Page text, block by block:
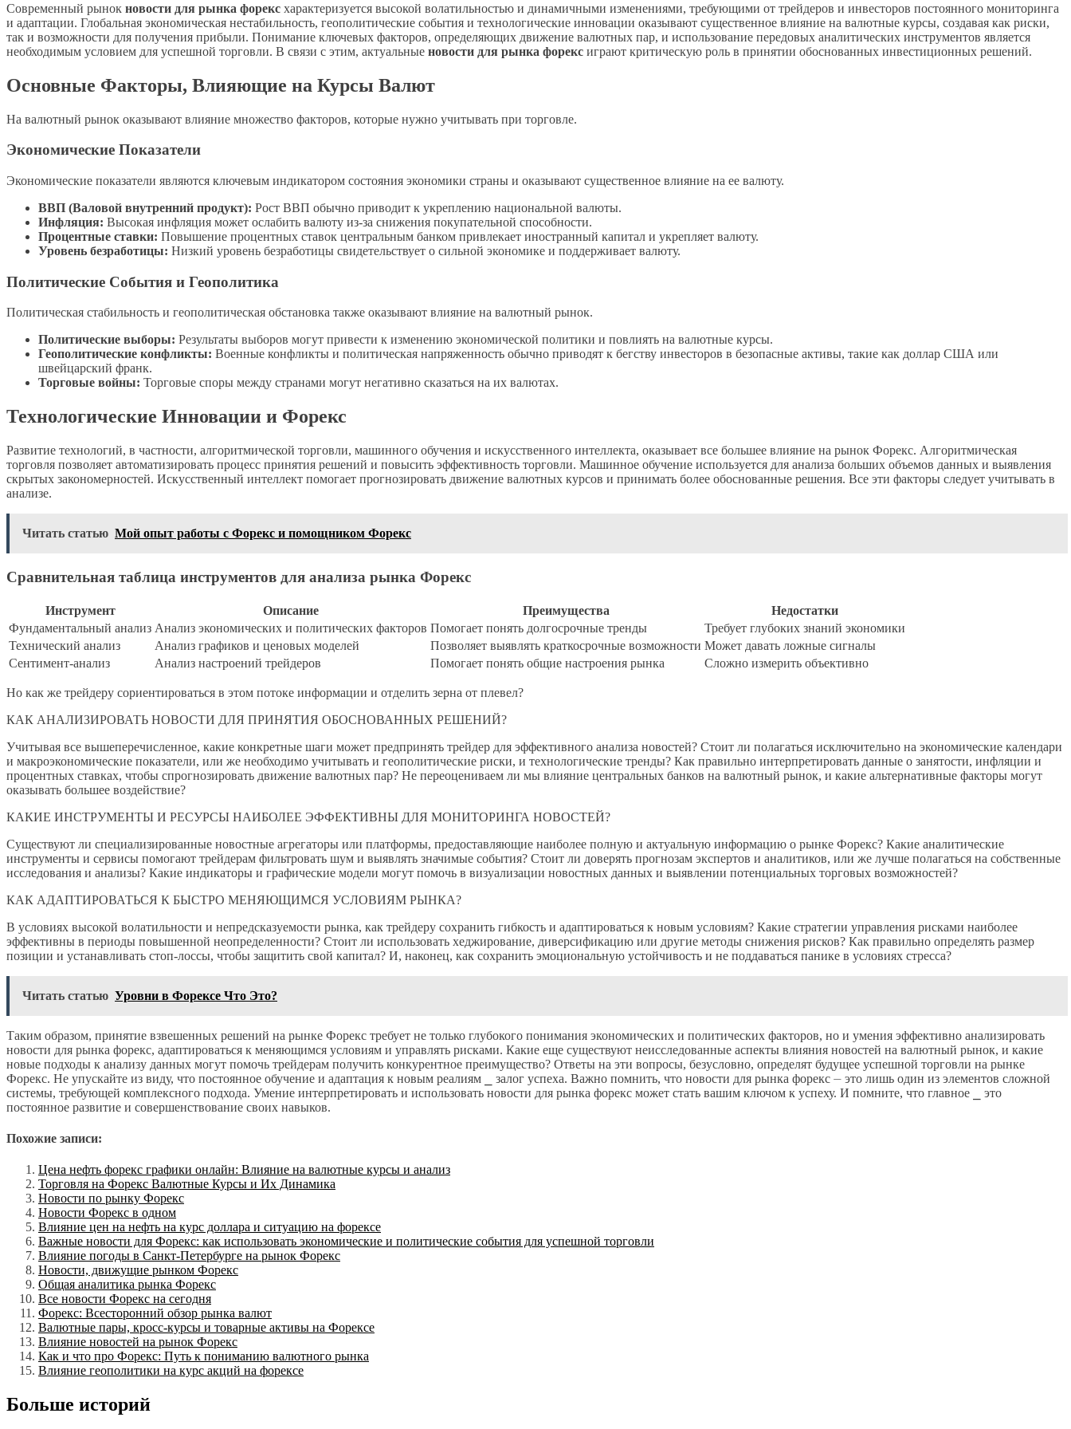
Современный рынок новости для рынка форекс характеризуется высокой волатильностью и динамичными изменениями, требующими от трейдеров и инвесторов постоянного мониторинга
и адаптации. Глобальная экономическая нестабильность, геополитические события и технологические инновации оказывают существенное влияние на валютные курсы, создавая как риски,
так и возможности для получения прибыли. Понимание ключевых факторов, определяющих движение валютных пар, и использование передовых аналитических инструментов является
необходимым условием для успешной торговли. В связи с этим, актуальные новости для рынка форекс играют критическую роль в принятии обоснованных инвестиционных решений.
Основные Факторы, Влияющие на Курсы Валют
На валютный рынок оказывают влияние множество факторов, которые нужно учитывать при торговле.
Экономические Показатели
Экономические показатели являются ключевым индикатором состояния экономики страны и оказывают существенное влияние на ее валюту.
ВВП (Валовой внутренний продукт): Рост ВВП обычно приводит к укреплению национальной валюты.
Инфляция: Высокая инфляция может ослабить валюту из-за снижения покупательной способности.
Процентные ставки: Повышение процентных ставок центральным банком привлекает иностранный капитал и укрепляет валюту.
Уровень безработицы: Низкий уровень безработицы свидетельствует о сильной экономике и поддерживает валюту.
Политические События и Геополитика
Политическая стабильность и геополитическая обстановка также оказывают влияние на валютный рынок.
Политические выборы: Результаты выборов могут привести к изменению экономической политики и повлиять на валютные курсы.
Геополитические конфликты: Военные конфликты и политическая напряженность обычно приводят к бегству инвесторов в безопасные активы, такие как доллар США или
швейцарский франк.
Торговые войны: Торговые споры между странами могут негативно сказаться на их валютах.
Технологические Инновации и Форекс
Развитие технологий, в частности, алгоритмической торговли, машинного обучения и искусственного интеллекта, оказывает все большее влияние на рынок Форекс. Алгоритмическая
торговля позволяет автоматизировать процесс принятия решений и повысить эффективность торговли. Машинное обучение используется для анализа больших объемов данных и выявления
скрытых закономерностей. Искусственный интеллект помогает прогнозировать движение валютных курсов и принимать более обоснованные решения. Все эти факторы следует учитывать в
анализе.
Читать статью Мой опыт работы с Форекс и помощником Форекс
Сравнительная таблица инструментов для анализа рынка Форекс
Инструмент Описание Преимущества
Недостатки
Фундаментальный анализ Анализ экономических и политических факторов Помогает понять долгосрочные тренды
Требует глубоких знаний экономики
Технический анализ
Анализ графиков и ценовых моделей Позволяет выявлять краткосрочные возможности Может давать ложные сигналы
Сентимент-анализ
Анализ настроений трейдеров Помогает понять общие настроения рынка Сложно измерить объективно
Но как же трейдеру сориентироваться в этом потоке информации и отделить зерна от плевел?
КАК АНАЛИЗИРОВАТЬ НОВОСТИ ДЛЯ ПРИНЯТИЯ ОБОСНОВАННЫХ РЕШЕНИЙ?
Учитывая все вышеперечисленное, какие конкретные шаги может предпринять трейдер для эффективного анализа новостей? Стоит ли полагаться исключительно на экономические календари
и макроэкономические показатели, или же необходимо учитывать и геополитические риски, и технологические тренды? Как правильно интерпретировать данные о занятости, инфляции и
процентных ставках, чтобы спрогнозировать движение валютных пар? Не переоцениваем ли мы влияние центральных банков на валютный рынок, и какие альтернативные факторы могут
оказывать большее воздействие?
КАКИЕ ИНСТРУМЕНТЫ И РЕСУРСЫ НАИБОЛЕЕ ЭФФЕКТИВНЫ ДЛЯ МОНИТОРИНГА НОВОСТЕЙ?
Существуют ли специализированные новостные агрегаторы или платформы, предоставляющие наиболее полную и актуальную информацию о рынке Форекс? Какие аналитические
инструменты и сервисы помогают трейдерам фильтровать шум и выявлять значимые события? Стоит ли доверять прогнозам экспертов и аналитиков, или же лучше полагаться на собственные
исследования и анализы? Какие индикаторы и графические модели могут помочь в визуализации новостных данных и выявлении потенциальных торговых возможностей?
КАК АДАПТИРОВАТЬСЯ К БЫСТРО МЕНЯЮЩИМСЯ УСЛОВИЯМ РЫНКА?
В условиях высокой волатильности и непредсказуемости рынка, как трейдеру сохранить гибкость и адаптироваться к новым условиям? Какие стратегии управления рисками наиболее
эффективны в периоды повышенной неопределенности? Стоит ли использовать хеджирование, диверсификацию или другие методы снижения рисков? Как правильно определять размер
позиции и устанавливать стоп-лоссы, чтобы защитить свой капитал? И, наконец, как сохранить эмоциональную устойчивость и не поддаваться панике в условиях стресса?
Читать статью Уровни в Форексе Что Это?
Таким образом, принятие взвешенных решений на рынке Форекс требует не только глубокого понимания экономических и политических факторов, но и умения эффективно анализировать
новости для рынка форекс, адаптироваться к меняющимся условиям и управлять рисками. Какие еще существуют неисследованные аспекты влияния новостей на валютный рынок, и какие
новые подходы к анализу данных могут помочь трейдерам получить конкурентное преимущество? Ответы на эти вопросы, безусловно, определят будущее успешной торговли на рынке
Форекс. Не упускайте из виду, что постоянное обучение и адаптация к новым реалиям ⎯ залог успеха. Важно помнить, что новости для рынка форекс ⏤ это лишь один из элементов сложной
системы, требующей комплексного подхода. Умение интерпретировать и использовать новости для рынка форекс может стать вашим ключом к успеху. И помните, что главное ⎯ это
постоянное развитие и совершенствование своих навыков.
Похожие записи:
Цена нефть форекс графики онлайн: Влияние на валютные курсы и анализ
Торговля на Форекс Валютные Курсы и Их Динамика
Новости по рынку Форекс
Новости Форекс в одном
Влияние цен на нефть на курс доллара и ситуацию на форексе
Важные новости для Форекс: как использовать экономические и политические события для успешной торговли
Влияние погоды в Санкт-Петербурге на рынок Форекс
Новости, движущие рынком Форекс
Общая аналитика рынка Форекс
Все новости Форекс на сегодня
Форекс: Всесторонний обзор рынка валют
Валютные пары, кросс-курсы и товарные активы на Форексе
Влияние новостей на рынок Форекс
Как и что про Форекс: Путь к пониманию валютного рынка
Влияние геополитики на курс акций на форексе
Больше историй